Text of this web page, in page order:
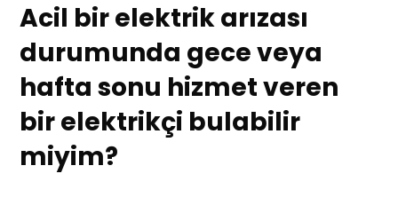
Acil bir elektrik arızası
durumunda gece veya
hafta sonu hizmet veren
bir elektrikçi bulabilir
miyim?